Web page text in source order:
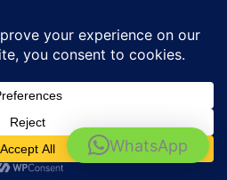
- Barokah Rental
WhatsApp